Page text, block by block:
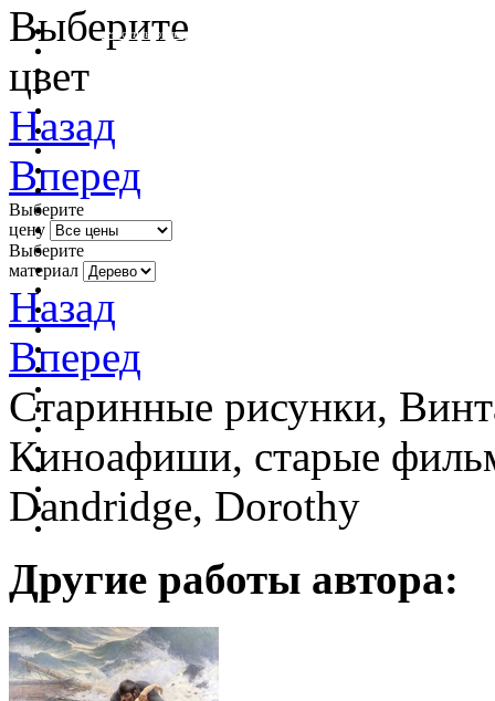
очистить фильтр цвета
Выберите
цвет
Назад
Вперед
Выберите
цену
Выберите
материал
Назад
Вперед
Старинные рисунки,
Киноафиши, старые
Dandridge, Dorothy
Другие работы автора: